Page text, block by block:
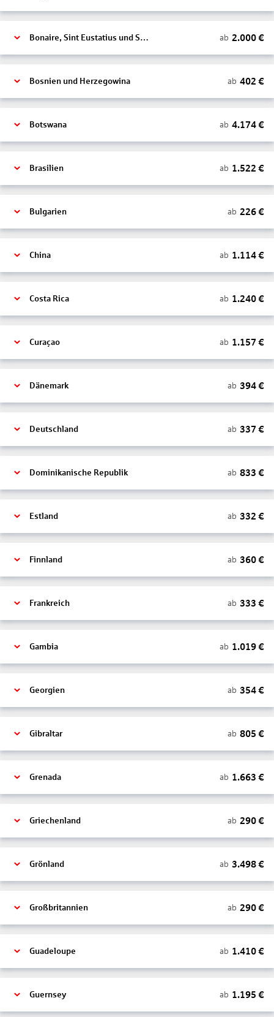
Bonaire, Sint Eustatius und Saba ab 2.000€
Bosnien und Herzegowina ab 402 €
Botswana ab 4.174€
Brasilien ab 1.522 €
Bulgarien ab 226€
China ab 1.114€
Costa Rica ab 1.240€
Curaçao ab 1.157 €
Dänemark ab 394€
Deutschland ab 337 €
Dominikanische Republik ab 833 €
Estland ab 332 €
Finnland ab 360€
Frankreich ab 333 €
Gambia ab 1.019€
Georgien ab 354€
Gibraltar ab 805 €
Grenada ab 1.663 €
Griechenland ab 290€
Grönland ab 3.498€
Großbritannien ab 290€
Guadeloupe ab 1.410€
Guernsey ab 1.195 €